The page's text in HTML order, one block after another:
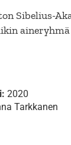
Sibelius-
aineryhmä
2020
Tarkkanen